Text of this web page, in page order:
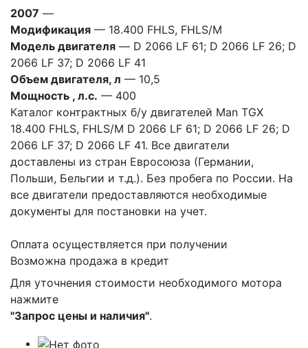
2007 —
Модификация — 18.400 FHLS, FHLS/M
Модель двигателя — D 2066 LF 61; D 2066 LF 26; D
2066 LF 37; D 2066 LF 41
Объем двигателя, л — 10,5
Мощность , л.с. — 400
Каталог контрактных б/у двигателей Man TGX
18.400 FHLS, FHLS/M D 2066 LF 61; D 2066 LF 26; D
2066 LF 37; D 2066 LF 41. Все двигатели
доставлены из стран Евросоюза (Германии,
Польши, Бельгии и т.д.). Без пробега по России. На
все двигатели предоставляются необходимые
документы для постановки на учет.
Оплата осуществляется при получении
Возможна продажа в кредит
Для уточнения стоимости необходимого мотора
нажмите
"Запрос цены и наличия".